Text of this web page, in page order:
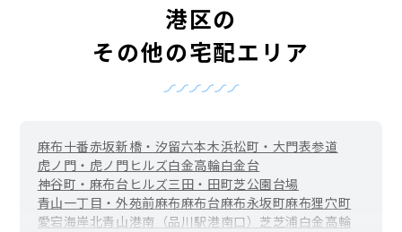
港区の
その他の宅配エリア
麻布十番赤坂新橋・汐留六本木浜松町・大門表参道
虎ノ門・虎ノ門ヒルズ白金高輪白金台
神谷町・麻布台ヒルズ三田・田町芝公園台場
青山一丁目・外苑前麻布麻布台麻布永坂町麻布狸穴町
愛宕海岸北青山港南（品川駅港南口） 芝芝浦 白金高輪